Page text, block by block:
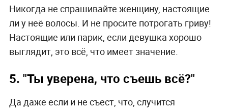
Никогда не спрашивайте женщину, настоящие
ли у неё волосы. И не просите потрогать гриву!
Настоящие или парик, если девушка хорошо
выглядит, это всё, что имеет значение.
5. "Ты уверена, что съешь всё?"
Да даже если и не съест, что, случится